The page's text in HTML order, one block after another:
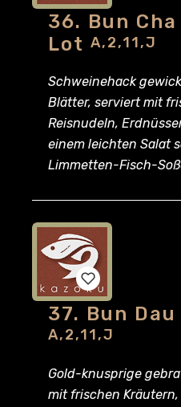
Add
wishlist
36. Bun Cha
Lot A,2,11,J
Schweinehack
Blätter, serviert mit
Reisnudeln,
einem leichten Salat
Limmetten-Fisch-
Add
wishlist
37. Bun Dau
A,2,11,J
Gold-knusprige
mit frischen Kräutern,